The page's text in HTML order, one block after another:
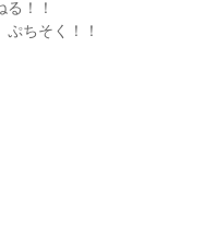
！！
ちそく！！